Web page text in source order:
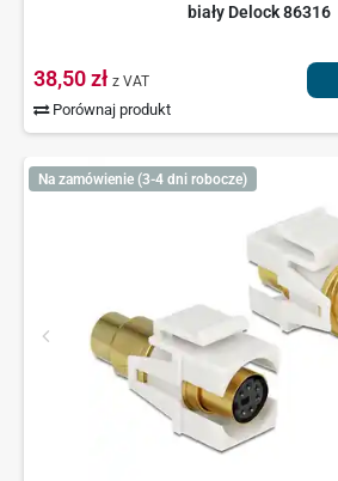
biały Delock 86316
38,50 zł z VAT
Porównaj produkt
Na zamówienie (3-4 dni robocze)